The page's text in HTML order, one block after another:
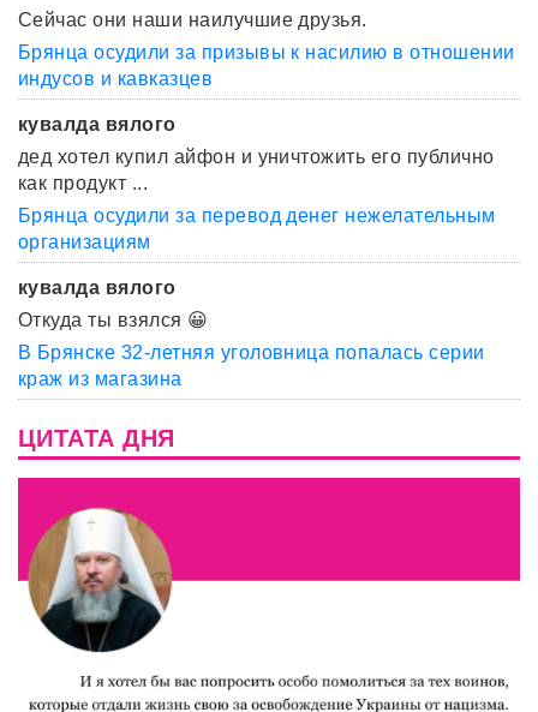
Сейчас они наши наилучшие друзья.
Брянца осудили за призывы к насилию в отношении
индусов и кавказцев
кувалда вялого
дед хотел купил айфон и уничтожить его публично
как продукт ...
Брянца осудили за перевод денег нежелательным
организациям
кувалда вялого
Откуда ты взялся 😀
В Брянске 32-летняя уголовница попалась серии
краж из магазина
ЦИТАТА ДНЯ